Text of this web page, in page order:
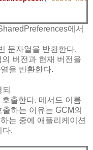
에서
문자열을 반환한다.
버전과 현재 버전을
을 반환한다.
호출한다. 메서드 이름
하는 이유는 GCM의
는 중에 애플리케이션
다.